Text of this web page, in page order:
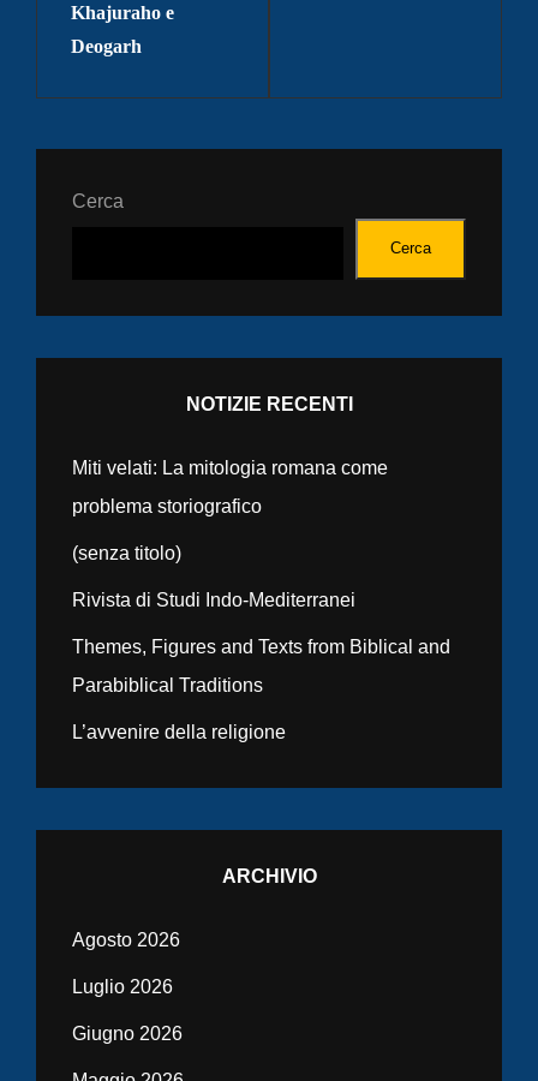
Khajuraho e
Deogarh
Cerca
Cerca
NOTIZIE RECENTI
Miti velati: La mitologia romana come
problema storiografico
(senza titolo)
Rivista di Studi Indo-Mediterranei
Themes, Figures and Texts from Biblical and
Parabiblical Traditions
L’avvenire della religione
ARCHIVIO
Agosto 2026
Luglio 2026
Giugno 2026